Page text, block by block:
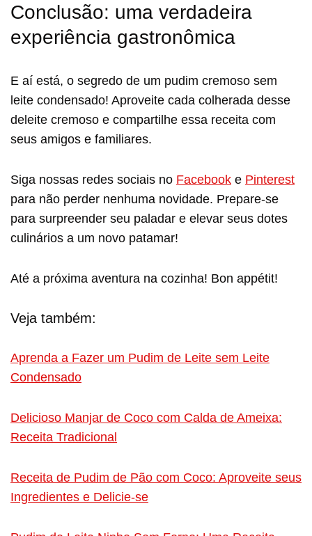
Conclusão: uma verdadeira
experiência gastronômica
E aí está, o segredo de um pudim cremoso sem
leite condensado! Aproveite cada colherada desse
deleite cremoso e compartilhe essa receita com
seus amigos e familiares.
Siga nossas redes sociais no Facebook e Pinterest
para não perder nenhuma novidade. Prepare-se
para surpreender seu paladar e elevar seus dotes
culinários a um novo patamar!
Até a próxima aventura na cozinha! Bon appétit!
Veja também:
Aprenda a Fazer um Pudim de Leite sem Leite
Condensado
Delicioso Manjar de Coco com Calda de Ameixa:
Receita Tradicional
Receita de Pudim de Pão com Coco: Aproveite seus
Ingredientes e Delicie-se